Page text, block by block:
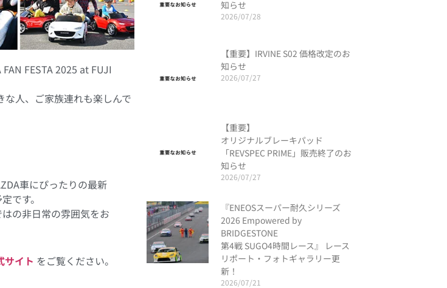
FESTA 2025 at FUJI
人、ご家族連れも楽しんで
車にぴったりの最新
です。
の非日常の雰囲気をお
サイト をご覧ください。
知らせ
2026/07/28
【重要】IRVINE S02 価格改定のお
知らせ
2026/07/27
【重要】
オリジナルブレーキパッド
「REVSPEC PRIME」販売終了のお
知らせ
2026/07/27
『ENEOSスーパー耐久シリーズ
2026 Empowered by
BRIDGESTONE
第4戦 SUGO4時間レース』 レース
リポート・フォトギャラリー更
新！
2026/07/21